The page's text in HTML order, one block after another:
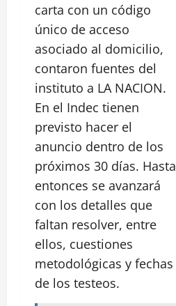
carta con un código
único de acceso
asociado al domicilio,
contaron fuentes del
instituto a LA NACION.
En el Indec tienen
previsto hacer el
anuncio dentro de los
próximos 30 días. Hasta
entonces se avanzará
con los detalles que
faltan resolver, entre
ellos, cuestiones
metodológicas y fechas
de los testeos.